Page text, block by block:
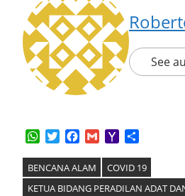
See
WhatsApp
TwitterFacebook
GmailYahoo
BENCANA ALAM
COVID 19
KETUA BIDANG PERADILAN ADAT